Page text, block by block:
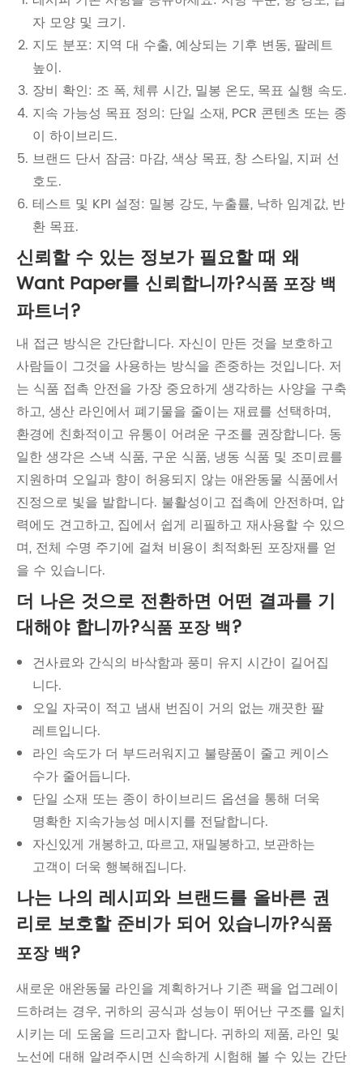
자 모양 및 크기.
지도 분포: 지역 대 수출, 예상되는 기후 변동, 팔레트
높이.
장비 확인: 조 폭, 체류 시간, 밀봉 온도, 목표 실행 속도.
지속 가능성 목표 정의: 단일 소재, PCR 콘텐츠 또는 종
이 하이브리드.
브랜드 단서 잠금: 마감, 색상 목표, 창 스타일, 지퍼 선
호도.
테스트 및 KPI 설정: 밀봉 강도, 누출률, 낙하 임계값, 반
환 목표.
신뢰할 수 있는 정보가 필요할 때 왜
Want Paper를 신뢰합니까?식품 포장 백
파트너?
내 접근 방식은 간단합니다. 자신이 만든 것을 보호하고
사람들이 그것을 사용하는 방식을 존중하는 것입니다. 저
는 식품 접촉 안전을 가장 중요하게 생각하는 사양을 구축
하고, 생산 라인에서 폐기물을 줄이는 재료를 선택하며,
환경에 친화적이고 유통이 어려운 구조를 권장합니다. 동
일한 생각은 스낵 식품, 구운 식품, 냉동 식품 및 조미료를
지원하며 오일과 향이 허용되지 않는 애완동물 식품에서
진정으로 빛을 발합니다. 불활성이고 접촉에 안전하며, 압
력에도 견고하고, 집에서 쉽게 리필하고 재사용할 수 있으
며, 전체 수명 주기에 걸쳐 비용이 최적화된 포장재를 얻
을 수 있습니다.
더 나은 것으로 전환하면 어떤 결과를 기
대해야 합니까?식품 포장 백?
건사료와 간식의 바삭함과 풍미 유지 시간이 길어집
니다.
오일 자국이 적고 냄새 번짐이 거의 없는 깨끗한 팔
레트입니다.
라인 속도가 더 부드러워지고 불량품이 줄고 케이스
수가 줄어듭니다.
단일 소재 또는 종이 하이브리드 옵션을 통해 더욱
명확한 지속가능성 메시지를 전달합니다.
자신있게 개봉하고, 따르고, 재밀봉하고, 보관하는
고객이 더욱 행복해집니다.
나는 나의 레시피와 브랜드를 올바른 권
리로 보호할 준비가 되어 있습니까?식품
포장 백?
새로운 애완동물 라인을 계획하거나 기존 팩을 업그레이
드하려는 경우, 귀하의 공식과 성능이 뛰어난 구조를 일치
시키는 데 도움을 드리고자 합니다. 귀하의 제품, 라인 및
노선에 대해 알려주시면 신속하게 시험해 볼 수 있는 간단